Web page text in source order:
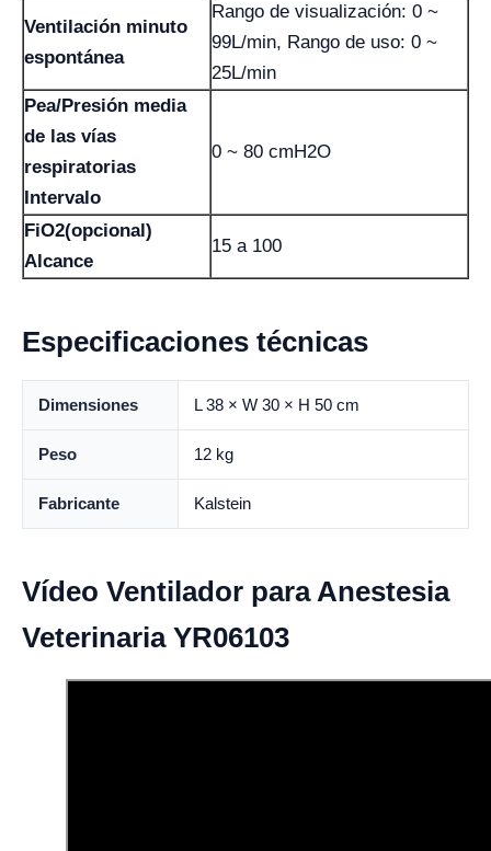
Ventilación minuto
espontánea
Rango de visualización: 0 ~
99L/min, Rango de uso: 0 ~
25L/min
Pea/Presión media
de las vías
respiratorias
Intervalo
0 ~ 80 cmH2O
FiO2(opcional)
Alcance
15 a 100
Especificaciones técnicas
Dimensiones L 38 × W 30 × H 50 cm
Peso 12 kg
Fabricante Kalstein
Vídeo Ventilador para Anestesia
Veterinaria YR06103